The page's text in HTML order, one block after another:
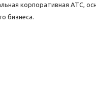
корпоративная АТС,
бизнеса.